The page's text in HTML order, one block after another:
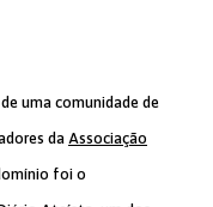
uma comunidade de
daAssociação
foi o